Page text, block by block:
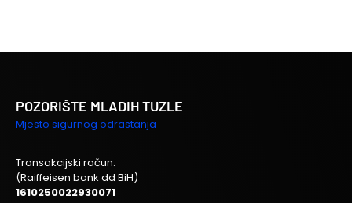
POZORIŠTE MLADIH TUZLE
Mjesto sigurnog odrastanja
Transakcijski račun:
(Raiffeisen bank dd BiH)
1610250022930071